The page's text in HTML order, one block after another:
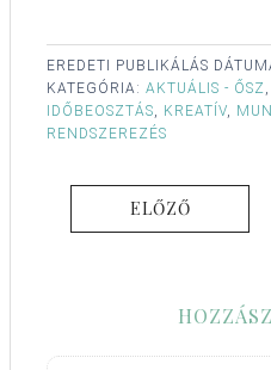
EREDETI PUBLIKÁLÁS
KATEGÓRIA: AKTUÁLIS - ŐSZ
IDŐBEOSZTÁS
KREATÍV
RENDSZEREZÉS
ELŐZŐ